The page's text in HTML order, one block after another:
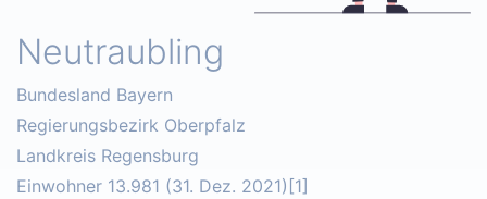
Neutraubling
Bundesland Bayern
Regierungsbezirk Oberpfalz
Landkreis Regensburg
Einwohner 13.981 (31. Dez. 2021)[1]